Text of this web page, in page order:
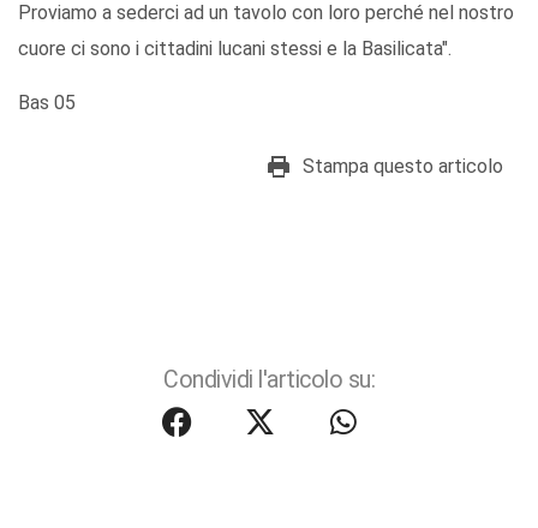
Proviamo a sederci ad un tavolo con loro perché nel nostro
cuore ci sono i cittadini lucani stessi e la Basilicata".
Bas 05
Stampa questo articolo
Condividi l'articolo su: